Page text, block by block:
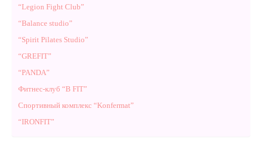
“Legion Fight Club”
“Balance studio”
“Spirit Pilates Studio”
“GREFIT”
“PANDA”
Фитнес-клуб “B FIT”
Спортивный комплекс “Konfermat”
“IRONFIT”